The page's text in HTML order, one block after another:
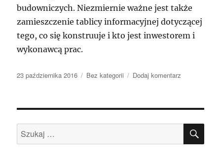
budowniczych. Niezmiernie ważne jest także
zamieszczenie tablicy informacyjnej dotyczącej
tego, co się konstruuje i kto jest inwestorem i
wykonawcą prac.
Data
23 października 2016 Kategorie
Bez kategorii Dodaj komentarz
Szukaj: